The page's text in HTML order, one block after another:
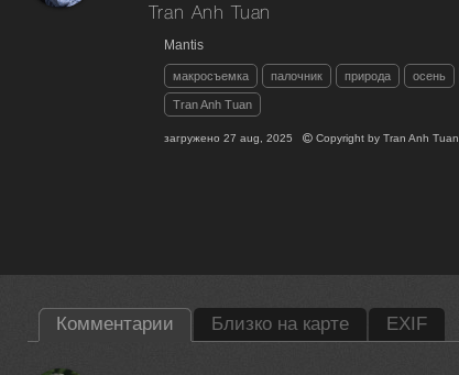
Tran Anh Tuan
Mantis
макросъемка палочник природа осень
Tran Anh Tuan
загружено27 aug, 2025 Copyright byTran Anh Tuan
Комментарии Близко на карте EXIF